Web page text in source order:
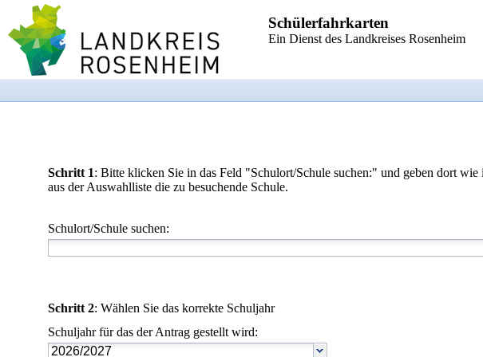
Schülerfahrkarten
Ein Dienst des Landkreises Rosenheim
Schritt 1: Bitte klicken Sie in das Feld "Schulort/Schule suchen:" und geben dort
aus der Auswahlliste die zu besuchende Schule.
Schulort/Schule suchen:
Schritt 2: Wählen Sie das korrekte Schuljahr
Schuljahr für das der Antrag gestellt wird: